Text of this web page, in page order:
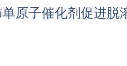
原子催化剂促进脱